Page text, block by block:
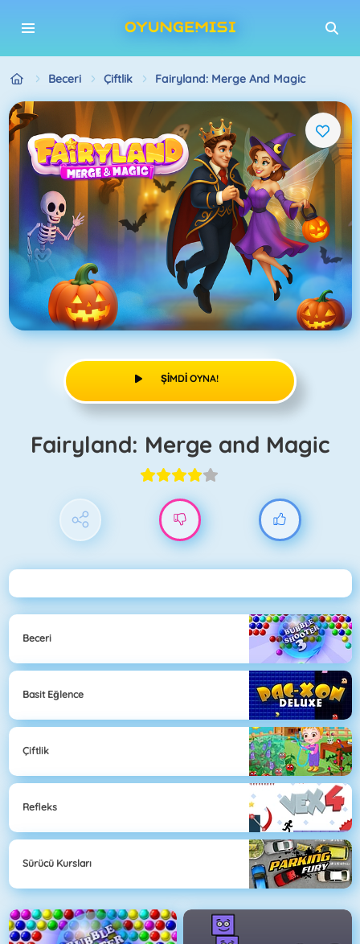
Beceri Çiftlik Fairyland: Merge And Magic
ŞIMDI OYNA!
Fairyland: Merge and Magic
Beceri
Basit Eğlence
Çiftlik
Refleks
Sürücü Kursları